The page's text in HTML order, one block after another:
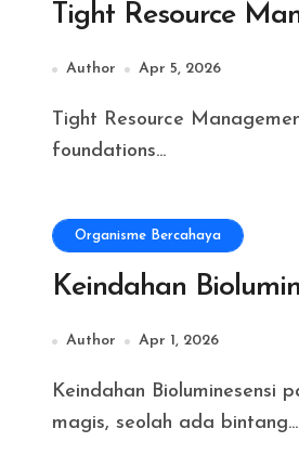
Tight Resource
Author Apr 5, 2026
Tight Resource Management System in Resident Evil Requiem feels like one of the strongest
foundations...
Organisme Bercahaya
Keindahan
Author Apr 1, 2026
Keindahan Bioluminesensi pada Ikan Lantern menghadirkan gambaran laut yang terasa begitu
magis, seolah ada bintang...